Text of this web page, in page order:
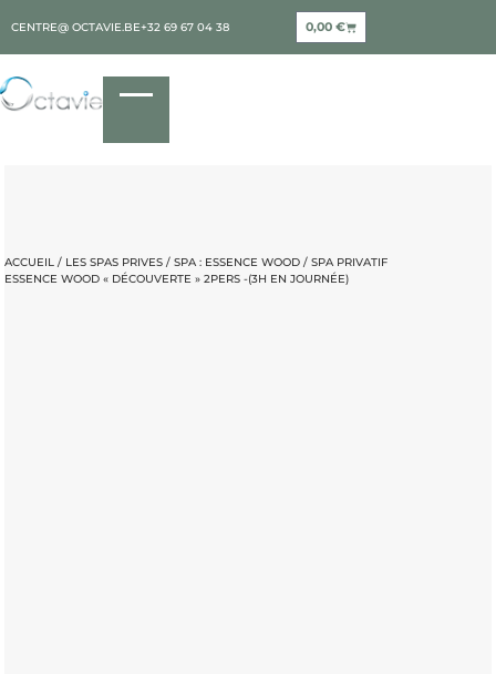
CENTRE@ OCTAVIE.BE+32 69 67 04 38 0,00 €
ACCUEIL / LES SPAS PRIVES /SPA : ESSENCE WOOD / SPA PRIVATIF
ESSENCE WOOD « DÉCOUVERTE » 2PERS -(3H EN JOURNÉE)